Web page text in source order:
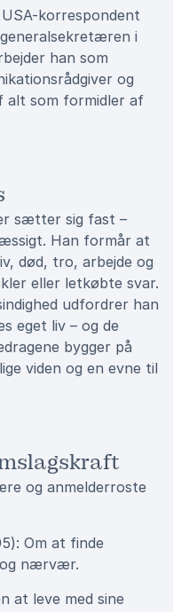
korrespondent
i
han som
og
alt som formidler af
sætter sig fast –
Han formår at
død, tro, arbejde og
eller letkøbte svar.
udfordrer han
eget liv – og de
bygger på
viden og en evne til
og anmelderroste
Om at finde
og nærvær.
at leve med sine